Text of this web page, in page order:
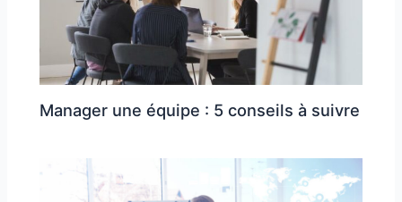
Manager une équipe : 5 conseils à suivre